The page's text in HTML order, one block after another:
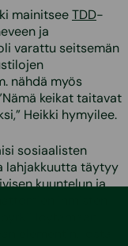
mainitseeTDD-
ja
varattu seitsemän
nähdä myös
keikat taitavat
Heikki hymyilee.
sosiaalisten
lahjakkuutta täytyy
kuuntelun ja
löytämään
elementin, josta